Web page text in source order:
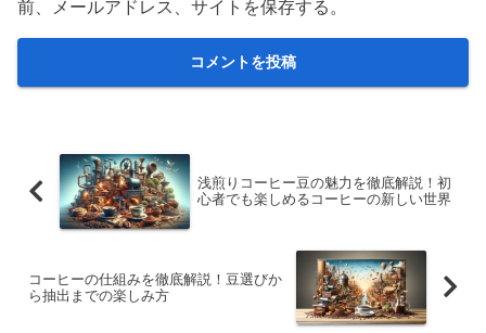
前、メールアドレス、サイトを保存する。
浅煎りコーヒー豆の魅力を徹底解説！初
心者でも楽しめるコーヒーの新しい世界
コーヒーの仕組みを徹底解説！豆選びか
ら抽出までの楽しみ方